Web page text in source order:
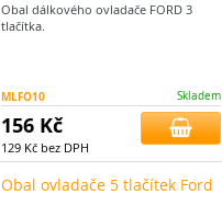
Obal dálkového ovladače FORD 3
tlačítka.
MLFO10 Skladem
156 Kč
129 Kč bez DPH
Obal ovladače 5 tlačítek Ford